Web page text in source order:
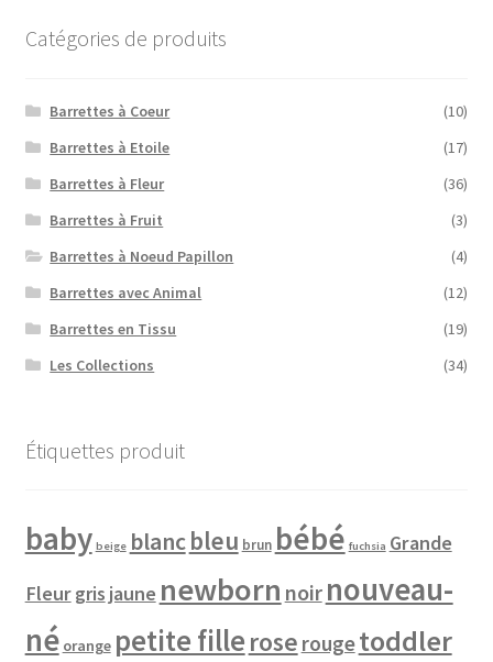
Catégories de produits
Barrettes à Coeur
(10)
Barrettes à Etoile
(17)
Barrettes à Fleur
(36)
Barrettes à Fruit
(3)
Barrettes à Noeud Papillon
(4)
Barrettes avec Animal
(12)
Barrettes en Tissu
(19)
Les Collections
(34)
Étiquettes produit
baby beige blancbleu brun bébé fuchsia Grande
Fleurgris jaune newborn noir nouveau-
né orange petite fille rose rougetoddler